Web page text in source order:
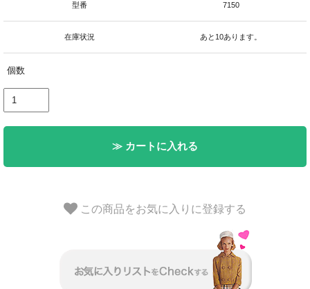
型番 7150
在庫状況 あと10あります。
個数
≫ カートに入れる
この商品をお気に入りに登録する